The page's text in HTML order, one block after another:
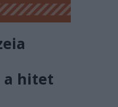
a hitet